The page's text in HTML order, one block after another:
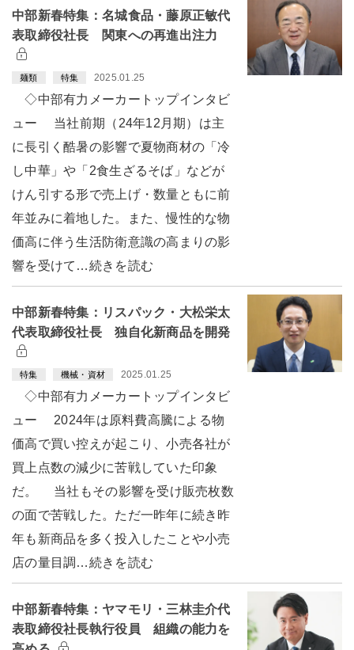
中部新春特集：名城食品・藤原正敏代
表取締役社長 関東への再進出注力
麺類 特集 2025.01.25
◇中部有力メーカートップインタビ
ュー 当社前期（24年12月期）は主
に長引く酷暑の影響で夏物商材の「冷
し中華」や「2食生ざるそば」などが
けん引する形で売上げ・数量ともに前
年並みに着地した。また、慢性的な物
価高に伴う生活防衛意識の高まりの影
響を受けて…続きを読む
中部新春特集：リスパック・大松栄太
代表取締役社長 独自化新商品を開発
特集 機械・資材 2025.01.25
◇中部有力メーカートップインタビ
ュー 2024年は原料費高騰による物
価高で買い控えが起こり、小売各社が
買上点数の減少に苦戦していた印象
だ。 当社もその影響を受け販売枚数
の面で苦戦した。ただ一昨年に続き昨
年も新商品を多く投入したことや小売
店の量目調…続きを読む
中部新春特集：ヤマモリ・三林圭介代
表取締役社長執行役員 組織の能力を